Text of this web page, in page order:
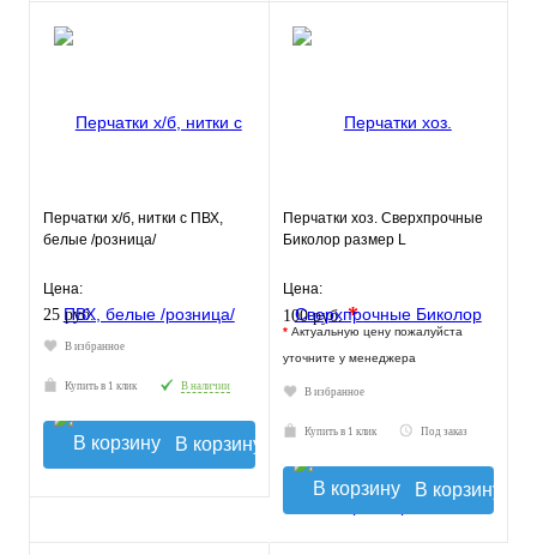
Перчатки х/б, нитки с ПВХ,
белые /розница/
Цена:
25 руб.
В избранное
Купить в 1 клик В наличии
В корзину
Перчатки хоз. Сверхпрочные
Биколор размер L
Цена:
100 руб.*
* Актуальную цену пожалуйста
уточните у менеджера
В избранное
Купить в 1 клик Под заказ
В корзину